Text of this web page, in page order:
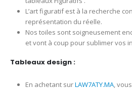
L’art figuratif est à la recherche
représentation du réelle.
Nos toiles sont soigneusement
et vont à coup pour sublimer vos
Tableaux design :
En achetant surLAW7ATY.MA,